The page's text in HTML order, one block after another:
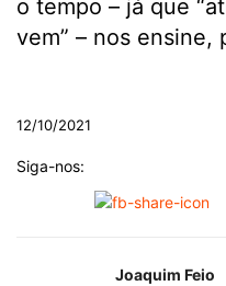
o tempo – já que
vem” – nos ensine,
12/10/2021
Siga-nos:
Joaquim Feio